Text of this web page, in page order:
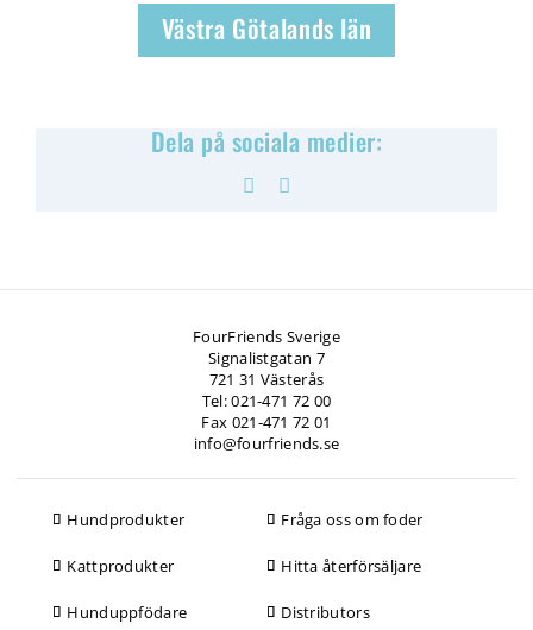
Västra Götalands län
Dela på sociala medier:
Facebook
FourFriends Sverige
Signalistgatan 7
721 31 Västerås
Tel: 021-471 72 00
Fax 021-471 72 01
info@fourfriends.se
Hundprodukter
Kattprodukter
Hunduppfödare
Fråga oss om foder
Hitta återförsäljare
Distributors